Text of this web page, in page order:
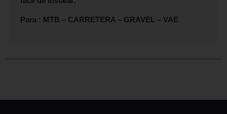
Para : MTB – CARRETERA – GRAVEL – VAE